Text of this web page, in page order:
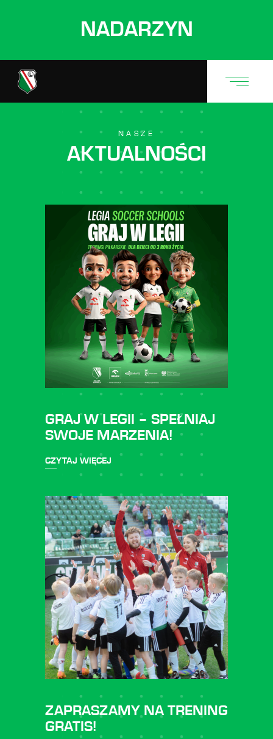
NADARZYN
NASZE
AKTUALNOŚCI
GRAJ W LEGII – SPEŁNIAJ
SWOJE MARZENIA!
CZYTAJ WIĘCEJ
ZAPRASZAMY NA TRENING
GRATIS!